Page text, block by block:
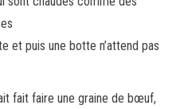
et puis une botte n’attend pas
fait faire une graine de bœuf,